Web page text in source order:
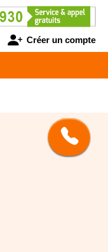
Créer un compte